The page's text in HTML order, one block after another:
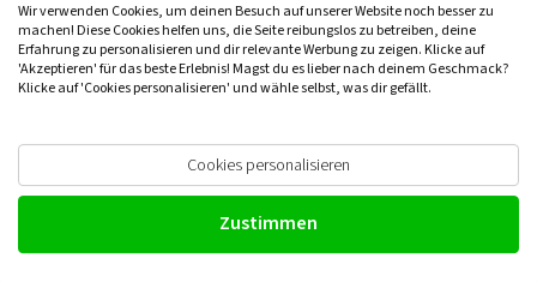
Hebeband 8 Tonnen 2-lagig mit
verstärkten Schlaufen
Wir verwenden Cookies, um deinen Besuch auf unserer Website noch besser zu
machen! Diese Cookies helfen uns, die Seite reibungslos zu betreiben, deine
Erfahrung zu personalisieren und dir relevante Werbung zu zeigen. Klicke auf
'Akzeptieren' für das beste Erlebnis! Magst du es lieber nach deinem Geschmack?
Klicke auf 'Cookies personalisieren' und wähle selbst, was dir gefällt.
Cookies personalisieren
Zustimmen